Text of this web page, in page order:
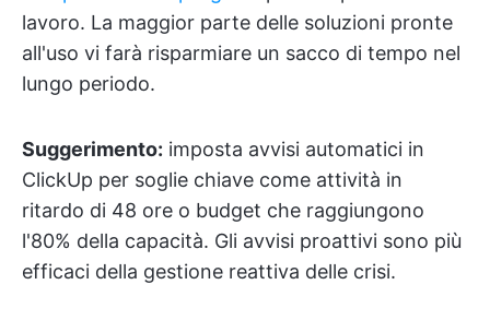
lavoro. La maggior parte delle soluzioni pronte
all'uso vi farà risparmiare un sacco di tempo nel
lungo periodo.
Suggerimento: imposta avvisi automatici in
ClickUp per soglie chiave come attività in
ritardo di 48 ore o budget che raggiungono
l'80% della capacità. Gli avvisi proattivi sono più
efficaci della gestione reattiva delle crisi.